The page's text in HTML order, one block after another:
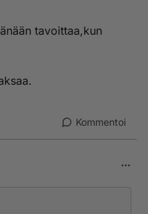
tavoittaa,kun
Kommentoi